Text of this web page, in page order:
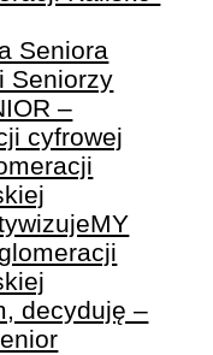
Seniora
Seniorzy
–
cyfrowej
decyduję –